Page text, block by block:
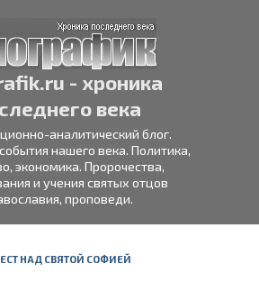
- хроника
века
аналитический блог.
нашего века. Политика,
экономика. Пророчества,
и учения святых отцов
проповеди.
НАД СВЯТОЙ СОФИЕЙ